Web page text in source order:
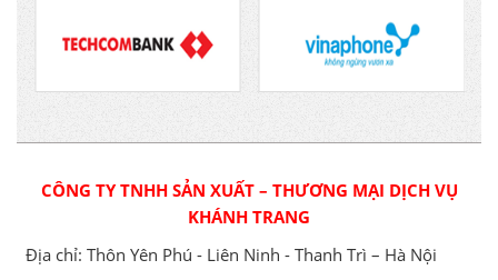
CÔNG TY TNHH SẢN XUẤT – THƯƠNG MẠI DỊCH VỤ
KHÁNH TRANG
Địa chỉ: Thôn Yên Phú - Liên Ninh - Thanh Trì – Hà Nội